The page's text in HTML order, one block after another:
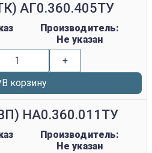
АГ0.360.405ТУ
Производитель:
Не указан
+
В корзину
НА0.360.011ТУ
Производитель:
Не указан